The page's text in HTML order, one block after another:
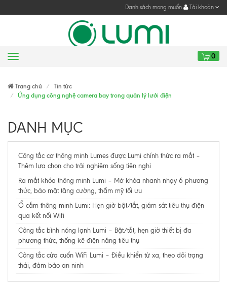
Danh sách mong muốn Tài khoản
Menu 0
Trang chủ
Tin tức
Ứng dụng công nghệ camera bay trong quản lý lưới điện
DANH MỤC
Công tắc cơ thông minh Lumes được Lumi chính thức ra mắt –
Thêm lựa chọn cho trải nghiệm sống tiện nghi
Ra mắt khóa thông minh Lumi – Mở khóa nhanh nhạy 6 phương
thức, bảo mật tăng cường, thẩm mỹ tối ưu
Ổ cắm thông minh Lumi: Hẹn giờ bật/tắt, giám sát tiêu thụ điện
qua kết nối Wifi
Công tắc bình nóng lạnh Lumi – Bật/tắt, hẹn giờ thiết bị đa
phương thức, thống kê điện năng tiêu thụ​​​​​​​
Công tắc cửa cuốn WiFi Lumi – Điều khiển từ xa, theo dõi trạng
thái, đảm bảo an ninh